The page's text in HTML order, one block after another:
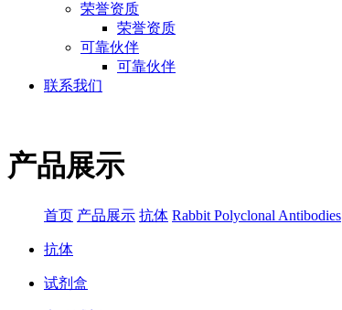
荣誉资质
荣誉资质
可靠伙伴
可靠伙伴
联系我们
产品展示
首页 产品展示 抗体 Rabbit Polyclonal Antibodies
抗体
试剂盒